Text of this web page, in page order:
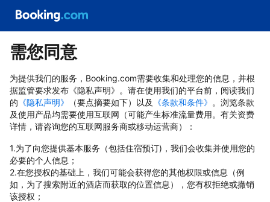
需您同意
为提供我们的服务，Booking.com需要收集和处理您的信息，并根
据监管要求发布《隐私声明》。请在使用我们的平台前，阅读我们
的 《隐私声明》 （要点摘要如下）以及 《条款和条件》 。浏览条款
及使用产品均需要使用互联网（可能产生标准流量费用。有关资费
详情，请咨询您的互联网服务商或移动运营商）：
1.为了向您提供基本服务（包括住宿预订)，我们会收集并使用您的
必要的个人信息；
2.在您授权的基础上，我们可能会获得您的其他权限或信息（例
如，为了搜索附近的酒店而获取的位置信息），您有权拒绝或撤销
该授权；